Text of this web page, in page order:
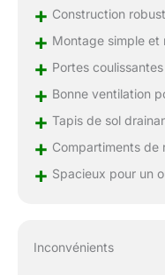
+ Construction
+ Montage simple et
+ Portes
+ Bonne ventilation
+ Tapis de sol
+ Compartiments de
+ Spacieux pour un
Inconvénients